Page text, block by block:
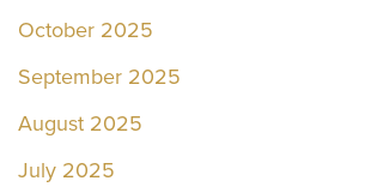
October 2025
September 2025
August 2025
July 2025